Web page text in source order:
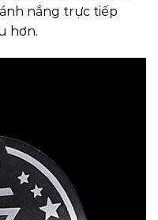
nắng trực tiếp
hơn.